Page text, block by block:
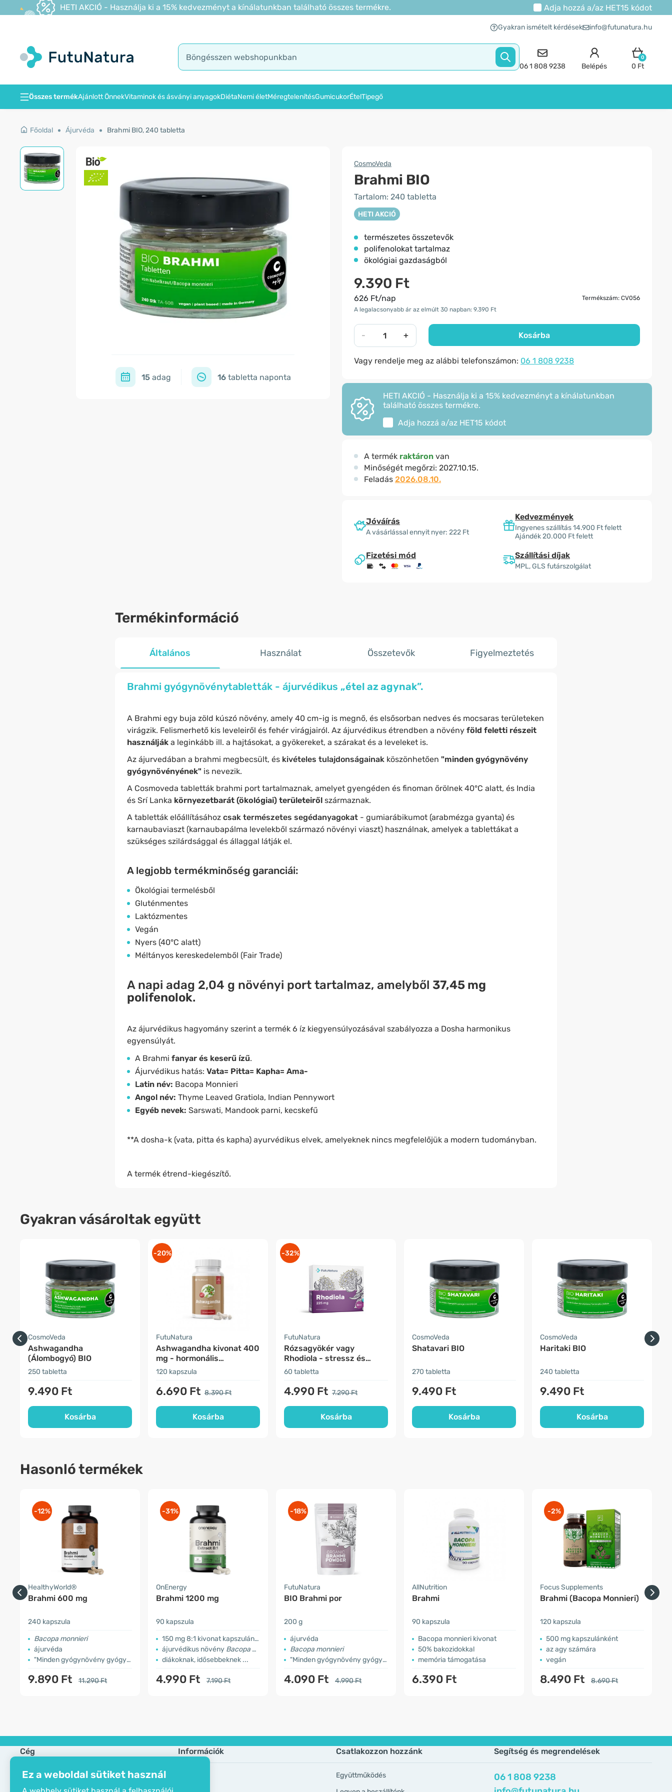
Ez a weboldal sütiket használ
HETI AKCIÓ - Használja ki a 15% kedvezményt a kínálatunkban található összes termékre. Adja hozzá a/az HET15 kódot
Gyakran ismételt kérdések info@futunatura.hu
06 1 808 9238 Belépés
0
0 Ft
Összes termékAjánlott ÖnnekVitaminok és ásványi anyagokDiétaNemi életMéregtelenítésGumicukorÉtelTipegő
Főoldal Ájurvéda Brahmi BIO, 240 tabletta
15adag 16tabletta naponta
CosmoVeda
Brahmi BIO
Tartalom: 240 tabletta
HETI AKCIÓ
természetes összetevők
polifenolokat tartalmaz
ökológiai gazdaságból
9.390 Ft
626 Ft/nap
Termékszám: CV056
A legalacsonyabb ár az elmúlt 30 napban: 9.390 Ft
- + Kosárba
Vagy rendelje meg az alábbi telefonszámon: 06 1 808 9238
HETI AKCIÓ - Használja ki a 15% kedvezményt a kínálatunkban
található összes termékre.
Adja hozzá a/az HET15 kódot
A termék raktáron van
Minőségét megőrzi: 2027.10.15.
Feladás 2026.08.10.
Jóváírás
A vásárlással ennyit nyer: 222 Ft
Kedvezmények
Ingyenes szállítás 14.900 Ft felett
Ajándék 20.000 Ft felett
Fizetési mód Szállítási díjak
MPL, GLS futárszolgálat
Termékinformáció
Általános Használat Összetevők Figyelmeztetés
Brahmi gyógynövénytabletták - ájurvédikus „étel az agynak”.
A Brahmi egy buja zöld kúszó növény, amely 40 cm-ig is megnő, és elsősorban nedves és mocsaras területeken
virágzik. Felismerhető kis leveleiről és fehér virágjairól. Az ájurvédikus étrendben a növény föld feletti részeit
használjáka leginkább ill. a hajtásokat, a gyökereket, a szárakat és a leveleket is.
Az ájurvedában a brahmi megbecsült, éskivételes tulajdonságainakköszönhetően "minden gyógynövény
gyógynövényének" is nevezik.
A Cosmoveda tabletták brahmi port tartalmaznak, amelyet gyengéden és finoman őrölnek 40°C alatt, és India
és Srí Lanka környezetbarát (ökológiai) területeirőlszármaznak.
A tabletták előállításához csak természetes segédanyagokat- gumiarábikumot (arabmézga gyanta) és
karnaubaviaszt (karnaubapálma levelekből származó növényi viaszt) használnak, amelyek a tablettákat a
szükséges szilárdsággal és állaggal látják el.
A legjobb termékminőség garanciái:
Ökológiai termelésből
Gluténmentes
Laktózmentes
Vegán
Nyers (40°C alatt)
Méltányos kereskedelemből (Fair Trade)
A napi adag 2,04 g növényi port tartalmaz, amelyből 37,45 mg
polifenolok.
Az ájurvédikus hagyomány szerint a termék 6 íz kiegyensúlyozásával szabályozza a Dosha harmonikus
egyensúlyát.
A Brahmi fanyar és keserű ízű.
Ájurvédikus hatás: Vata= Pitta= Kapha= Ama-
​​Latin név: Bacopa Monnieri
Angol név: Thyme Leaved Gratiola, Indian Pennywort
Egyéb nevek: Sarswati, Mandook parni, kecskefű
**A dosha-k (vata, pitta és kapha) ayurvédikus elvek, amelyeknek nincs megfelelőjük a modern tudományban.
A termék étrend-kiegészítő.
Gyakran vásároltak együtt
CosmoVeda
Ashwagandha
(Álombogyó) BIO
250 tabletta
9.490 Ft
Kosárba
-20%
FutuNatura
Ashwagandha kivonat 400
mg - hormonális
egyensúlyhiány
120 kapszula
6.690 Ft 8.390 Ft
Kosárba
-32%
FutuNatura
Rózsagyökér vagy
Rhodiola - stressz és
hangulat
60 tabletta
4.990 Ft 7.290 Ft
Kosárba
CosmoVeda
Shatavari BIO
270 tabletta
9.490 Ft
Kosárba
CosmoVeda
Haritaki BIO
240 tabletta
9.490 Ft
Kosárba
Hasonló termékek
-12%
HealthyWorld®
Brahmi 600 mg
240 kapszula
Bacopa monnieri
ájurvéda
"Minden gyógynövény gyógynövénye"
9.890 Ft 11.290 Ft
-31%
OnEnergy
Brahmi 1200 mg
90 kapszula
150 mg 8:1 kivonat kapszulánként
ájurvédikus növény Bacopa monnieri
diákoknak, idősebbeknek ...
4.990 Ft 7.190 Ft
-18%
FutuNatura
BIO Brahmi por
200 g
ájurvéda
Bacopa monnieri
"Minden gyógynövény gyógynövénye"
4.090 Ft 4.990 Ft
AllNutrition
Brahmi
90 kapszula
Bacopa monnieri kivonat
50% bakozidokkal
memória támogatása
6.390 Ft
-2%
Focus Supplements
Brahmi (Bacopa Monnieri)
120 kapszula
500 mg kapszulánként
az agy számára
vegán
8.490 Ft 8.690 Ft
Cég
Öko tanusítvány
Információk Csatlakozzon hozzánk
Együttműködés
Segítség és megrendelések
06 1 808 9238